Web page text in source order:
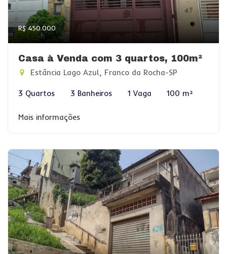
R$ 450.000
Casa à Venda com 3 quartos, 100m²
Estância Lago Azul, Franco da Rocha-SP
3 Quartos 3 Banheiros 1 Vaga 100 m²
Mais informações